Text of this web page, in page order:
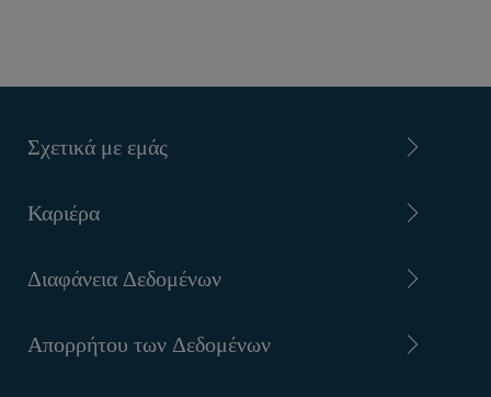
Σχετικά με εμάς
Καριέρα
Διαφάνεια Δεδομένων
Απορρήτου των Δεδομένων